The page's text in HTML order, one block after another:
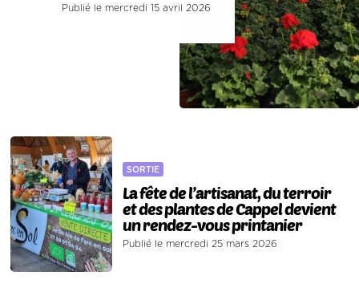
Publié le mercredi 15 avril 2026
SORTIE
La fête de l’artisanat, du terroir
et des plantes de Cappel devient
un rendez-vous printanier
Publié le mercredi 25 mars 2026